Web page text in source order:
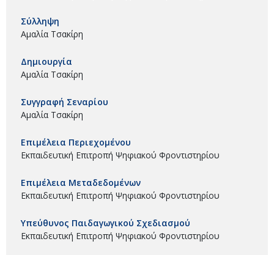
Σύλληψη
Αμαλία Τσακίρη
Δημιουργία
Αμαλία Τσακίρη
Συγγραφή Σεναρίου
Αμαλία Τσακίρη
Επιμέλεια Περιεχομένου
Εκπαιδευτική Επιτροπή Ψηφιακού Φροντιστηρίου
Επιμέλεια Μεταδεδομένων
Εκπαιδευτική Επιτροπή Ψηφιακού Φροντιστηρίου
Υπεύθυνος Παιδαγωγικού Σχεδιασμού
Εκπαιδευτική Επιτροπή Ψηφιακού Φροντιστηρίου